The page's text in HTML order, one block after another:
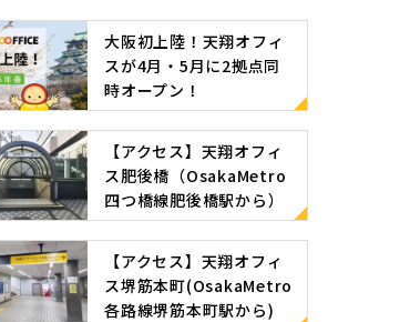
大阪初上陸！天翔オフィ
スが4月・5月に2拠点同
時オープン！
【アクセス】天翔オフィ
ス肥後橋（OsakaMetro
四つ橋線肥後橋駅から）
【アクセス】天翔オフィ
ス堺筋本町(OsakaMetro
各路線堺筋本町駅から)